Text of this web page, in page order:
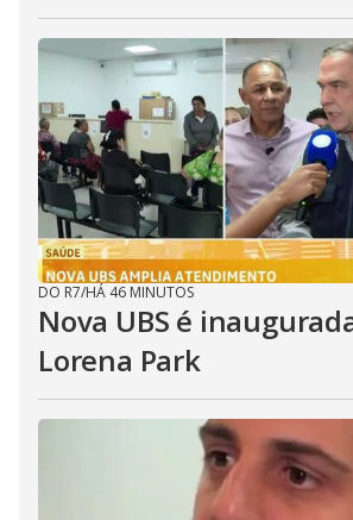
DO R7/HÁ 46 MINUTOS
Nova UBS é
Lorena Park